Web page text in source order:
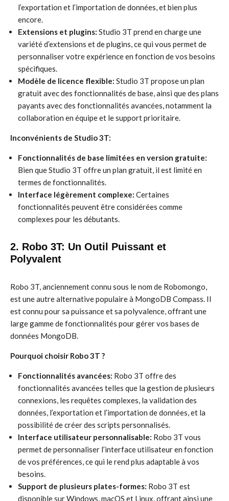
l’exportation et l’importation de données, et bien plus
encore.
Extensions et plugins: Studio 3T prend en charge une
variété d’extensions et de plugins, ce qui vous permet de
personnaliser votre expérience en fonction de vos besoins
spécifiques.
Modèle de licence flexible: Studio 3T propose un plan
gratuit avec des fonctionnalités de base, ainsi que des plans
payants avec des fonctionnalités avancées, notamment la
collaboration en équipe et le support prioritaire.
Inconvénients de Studio 3T:
Fonctionnalités de base limitées en version gratuite:
Bien que Studio 3T offre un plan gratuit, il est limité en
termes de fonctionnalités.
Interface légèrement complexe: Certaines
fonctionnalités peuvent être considérées comme
complexes pour les débutants.
2. Robo 3T: Un Outil Puissant et
Polyvalent
Robo 3T, anciennement connu sous le nom de Robomongo,
est une autre alternative populaire à MongoDB Compass. Il
est connu pour sa puissance et sa polyvalence, offrant une
large gamme de fonctionnalités pour gérer vos bases de
données MongoDB.
Pourquoi choisir Robo 3T ?
Fonctionnalités avancées: Robo 3T offre des
fonctionnalités avancées telles que la gestion de plusieurs
connexions, les requêtes complexes, la validation des
données, l’exportation et l’importation de données, et la
possibilité de créer des scripts personnalisés.
Interface utilisateur personnalisable: Robo 3T vous
permet de personnaliser l’interface utilisateur en fonction
de vos préférences, ce qui le rend plus adaptable à vos
besoins.
Support de plusieurs plates-formes: Robo 3T est
disponible sur Windows, macOS et Linux, offrant ainsi une